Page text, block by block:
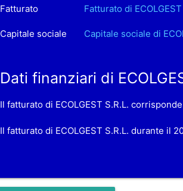
Fatturato Fatturato di ECOLGEST
Capitale sociale Capitale sociale di
Dati finanziari di
Il fatturato di ECOLGEST S.R.L.
Il fatturato di ECOLGEST S.R.L. durante il